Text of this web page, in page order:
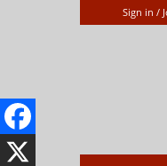
Sign in /